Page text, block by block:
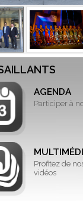
AGENDA
Participer à
Profitez de
vidéos